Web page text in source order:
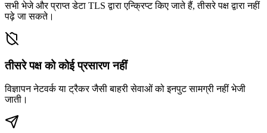
सभी भेजे और प्राप्त डेटा TLS द्वारा एन्क्रिप्ट किए जाते हैं, तीसरे पक्ष द्वारा नहीं
पढ़े जा सकते।
तीसरे पक्ष को कोई प्रसारण नहीं
विज्ञापन नेटवर्क या ट्रैकर जैसी बाहरी सेवाओं को इनपुट सामग्री नहीं भेजी
जाती।